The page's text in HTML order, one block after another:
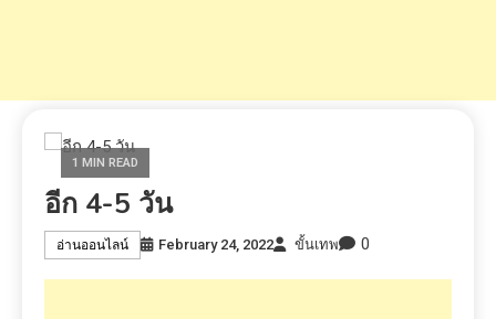
1 MIN READ
อีก 4-5 วัน
อ่านออนไลน์ February 24, 2022 ขั้นเทพ 0